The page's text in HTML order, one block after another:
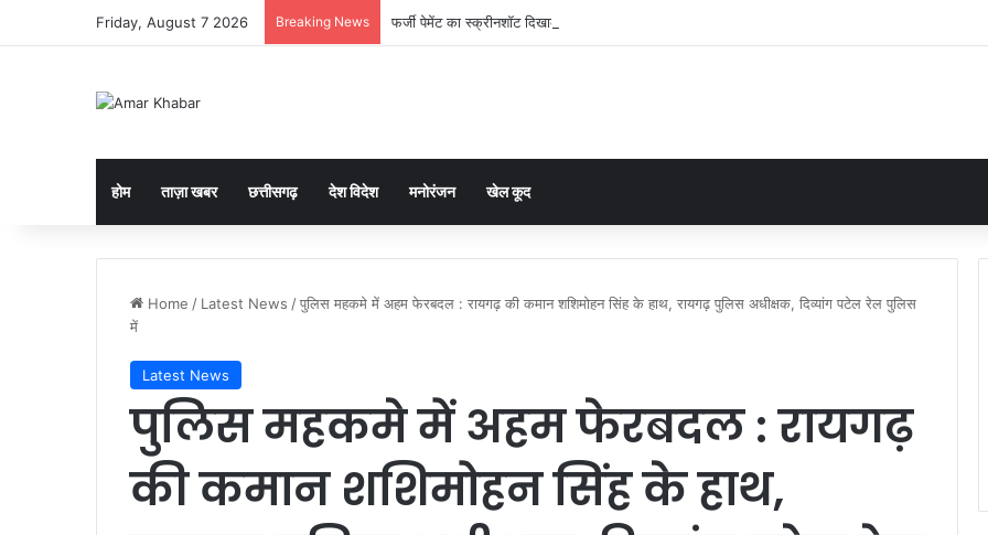
Friday, August 7 2026 Breaking News फर्जी पेमेंट का स्क्रीनशॉट दिखाकर पेट्रोल भरवाता था युवक, CCTV ने खोला राज; मारुती बलेनो समेत आरोपी गिरफ्तार
होम ताज़ा खबर छत्तीसगढ़ देश विदेश मनोरंजन खेल कूद
Home / Latest News /पुलिस महकमे में अहम फेरबदल : रायगढ़ की कमान शशिमोहन सिंह के हाथ, रायगढ़ पुलिस अधीक्षक, दिव्यांग पटेल रेल पुलिस
में
Latest News
पुलिस महकमे में अहम फेरबदल : रायगढ़
की कमान शशिमोहन सिंह के हाथ,